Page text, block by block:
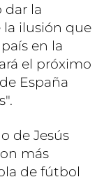
dar la
la ilusión que
en la
el próximo
España
de Jesús
más
de fútbol